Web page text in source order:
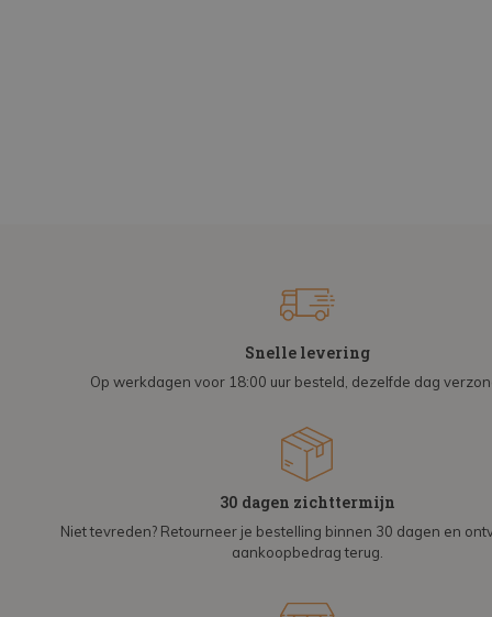
Snelle levering
Op werkdagen voor 18:00 uur besteld, dezelfde dag
30 dagen zichttermijn
Niet tevreden? Retourneer je bestelling binnen 30 dagen en
aankoopbedrag terug.